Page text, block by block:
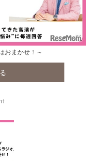
おまかせ！～